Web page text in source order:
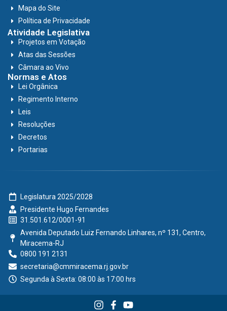
Mapa do Site
Política de Privacidade
Atividade Legislativa
Projetos em Votação
Atas das Sessões
Câmara ao Vivo
Normas e Atos
Lei Orgânica
Regimento Interno
Leis
Resoluções
Decretos
Portarias
Legislatura 2025/2028
Presidente Hugo Fernandes
31.501.612/0001-91
Avenida Deputado Luiz Fernando Linhares, nº 131, Centro,
Miracema-RJ
0800 191 2131
secretaria@cmmiracema.rj.gov.br
Segunda à Sexta: 08:00 às 17:00 hrs